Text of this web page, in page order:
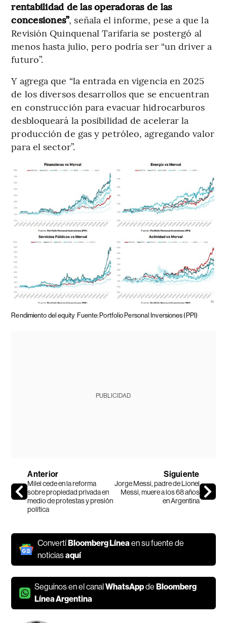
rentabilidad de las operadoras de las
concesiones”, señala el informe, pese a que la
Revisión Quinquenal Tarifaria se postergó al
menos hasta julio, pero podría ser “un driver a
futuro”.
Y agrega que “la entrada en vigencia en 2025
de los diversos desarrollos que se encuentran
en construcción para evacuar hidrocarburos
desbloqueará la posibilidad de acelerar la
producción de gas y petróleo, agregando valor
para el sector”.
Rendimiento del equity Fuente: Portfolio Personal Inversiones (PPI)
PUBLICIDAD
Anterior
Milei cede en la reforma
sobre propiedad privada en
medio de protestas y presión
política
Siguiente
Jorge Messi, padre de Lionel
Messi, muere a los 68 años
en Argentina
ConvertíBloomberg Líneaen su fuente de
noticiasaquí
Seguínos en el canalWhatsAppdeBloomberg
Línea Argentina